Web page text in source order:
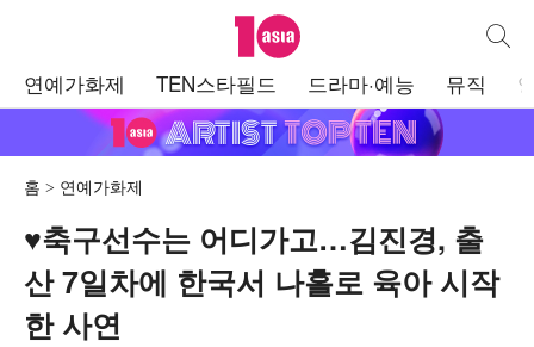
텐아시아 통합
연예가화제 TEN스타필드 드라마·예능 뮤직
홈 연예가화제
♥축구선수는 어디가고…김진경, 출
산 7일차에 한국서 나홀로 육아 시작
한 사연